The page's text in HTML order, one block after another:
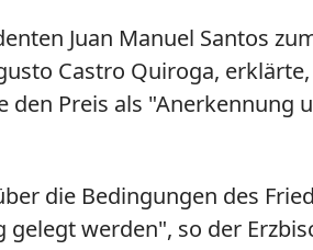
Juan Manuel Santos
Castro Quiroga,
Preis als "Anerkennung
die Bedingungen des
werden", so der